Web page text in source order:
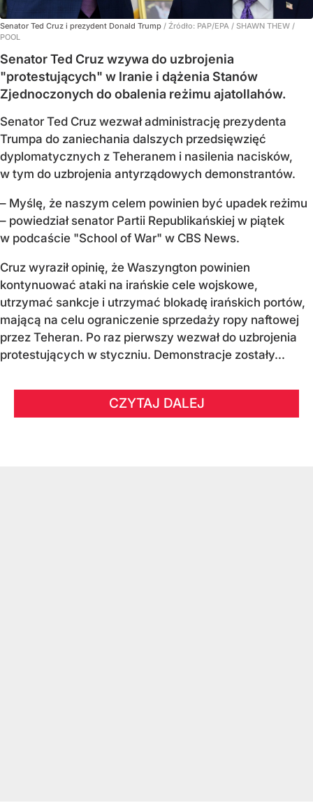
Senator Ted Cruz i prezydent Donald Trump / Źródło: PAP/EPA / SHAWN THEW /
POOL
Senator Ted Cruz wzywa do uzbrojenia
"protestujących" w Iranie i dążenia Stanów
Zjednoczonych do obalenia reżimu ajatollahów.
Senator Ted Cruz wezwał administrację prezydenta
Trumpa do zaniechania dalszych przedsięwzięć
dyplomatycznych z Teheranem i nasilenia nacisków,
w tym do uzbrojenia antyrządowych demonstrantów.
– Myślę, że naszym celem powinien być upadek reżimu
– powiedział senator Partii Republikańskiej w piątek
w podcaście "School of War" w CBS News.
Cruz wyraził opinię, że Waszyngton powinien
kontynuować ataki na irańskie cele wojskowe,
utrzymać sankcje i utrzymać blokadę irańskich portów,
mającą na celu ograniczenie sprzedaży ropy naftowej
przez Teheran. Po raz pierwszy wezwał do uzbrojenia
protestujących w styczniu. Demonstracje zostały...
CZYTAJ DALEJ